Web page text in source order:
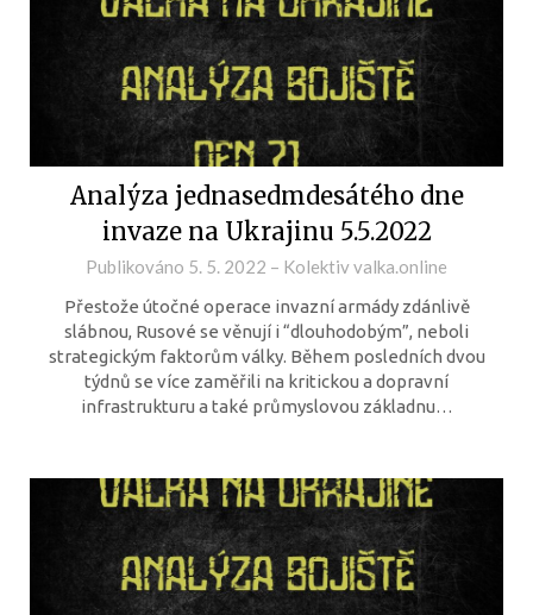
Analýza jednasedmdesátého dne
invaze na Ukrajinu 5.5.2022
Publikováno 5. 5. 2022 – Kolektiv valka.online
Přestože útočné operace invazní armády zdánlivě
slábnou, Rusové se věnují i “dlouhodobým”, neboli
strategickým faktorům války. Během posledních dvou
týdnů se více zaměřili na kritickou a dopravní
infrastrukturu a také průmyslovou základnu…